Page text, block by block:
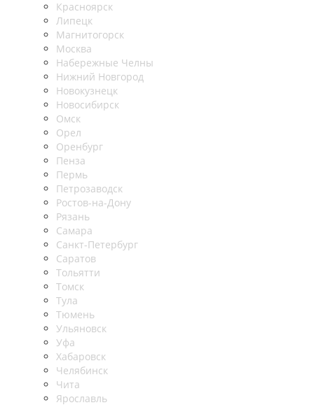
Красноярск
Липецк
Магнитогорск
Москва
Набережные Челны
Нижний Новгород
Новокузнецк
Новосибирск
Омск
Орел
Оренбург
Пенза
Пермь
Петрозаводск
Ростов-на-Дону
Рязань
Самара
Санкт-Петербург
Саратов
Тольятти
Томск
Тула
Тюмень
Ульяновск
Уфа
Хабаровск
Челябинск
Чита
Ярославль